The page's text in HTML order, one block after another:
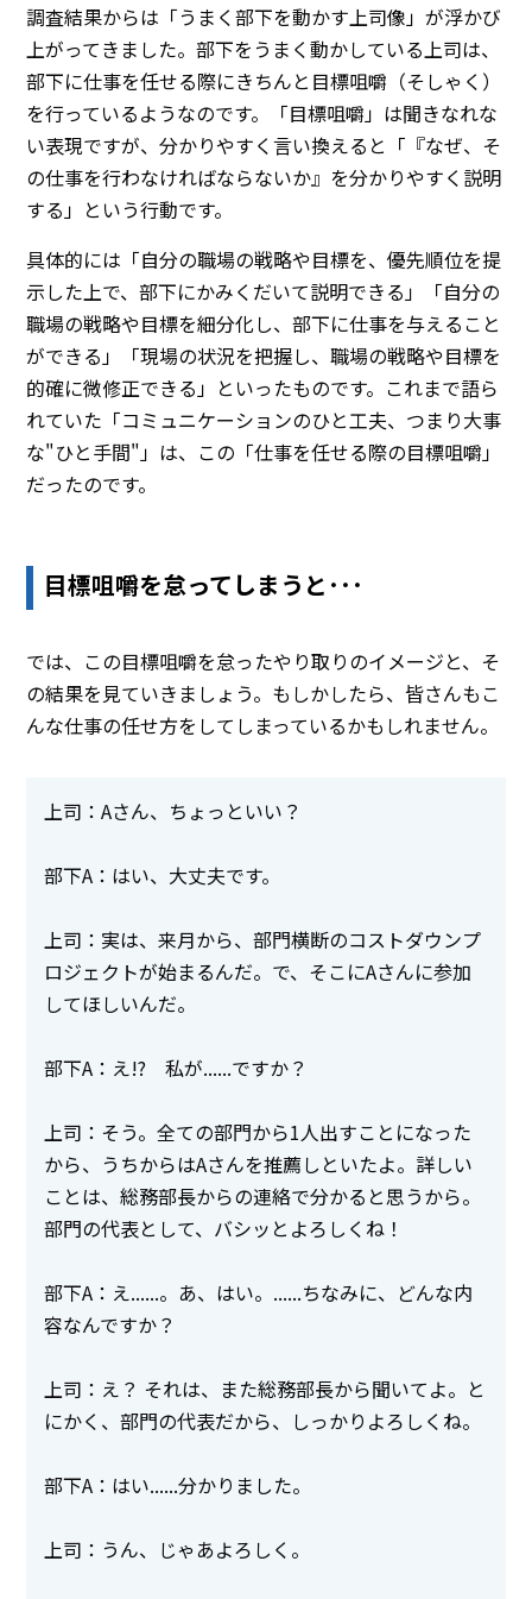
調査結果からは「うまく部下を動かす上司像」が浮かび
上がってきました。部下をうまく動かしている上司は、
部下に仕事を任せる際にきちんと目標咀嚼（そしゃく）
を行っているようなのです。「目標咀嚼」は聞きなれな
い表現ですが、分かりやすく言い換えると「『なぜ、そ
の仕事を行わなければならないか』を分かりやすく説明
する」という行動です。
具体的には「自分の職場の戦略や目標を、優先順位を提
示した上で、部下にかみくだいて説明できる」「自分の
職場の戦略や目標を細分化し、部下に仕事を与えること
ができる」「現場の状況を把握し、職場の戦略や目標を
的確に微修正できる」といったものです。これまで語ら
れていた「コミュニケーションのひと工夫、つまり大事
な"ひと手間"」は、この「仕事を任せる際の目標咀嚼」
だったのです。
目標咀嚼を怠ってしまうと･･･
では、この目標咀嚼を怠ったやり取りのイメージと、そ
の結果を見ていきましょう。もしかしたら、皆さんもこ
んな仕事の任せ方をしてしまっているかもしれません。
上司：Aさん、ちょっといい？
部下A：はい、大丈夫です。
上司：実は、来月から、部門横断のコストダウンプ
ロジェクトが始まるんだ。で、そこにAさんに参加
してほしいんだ。
部下A：え!? 私が......ですか？
上司：そう。全ての部門から1人出すことになった
から、うちからはAさんを推薦しといたよ。詳しい
ことは、総務部長からの連絡で分かると思うから。
部門の代表として、バシッとよろしくね！
部下A：え......。あ、はい。......ちなみに、どんな内
容なんですか？
上司：え？ それは、また総務部長から聞いてよ。と
にかく、部門の代表だから、しっかりよろしくね。
部下A：はい......分かりました。
上司：うん、じゃあよろしく。